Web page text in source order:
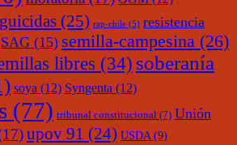
(25) rap-chile (5) resistencia
SAG (15) semilla-campesina (26)
libres (34) soberanía
soya (12) Syngenta (12)
(77) tribunal constitucional (7) Unión
upov 91 (24) USDA (9)